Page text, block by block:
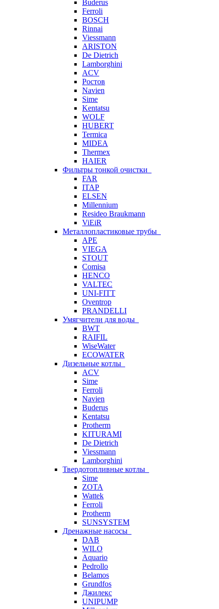
Buderus
Ferroli
BOSCH
Rinnai
Viessmann
ARISTON
De Dietrich
Lamborghini
ACV
Ростов
Navien
Sime
Kentatsu
WOLF
HUBERT
Termica
MIDEA
Thermex
HAIER
Фильтры тонкой очистки
FAR
ITAP
ELSEN
Millennium
Resideo Braukmann
ViEiR
Металлопластиковые трубы
APE
VIEGA
STOUT
Comisa
HENCO
VALTEC
UNI-FITT
Oventrop
PRANDELLI
Умягчители для воды
BWT
RAIFIL
WiseWater
ECOWATER
Дизельные котлы
ACV
Sime
Ferroli
Navien
Buderus
Kentatsu
Protherm
KITURAMI
De Dietrich
Viessmann
Lamborghini
Твердотопливные котлы
Sime
ZOTA
Wattek
Ferroli
Protherm
SUNSYSTEM
Дренажные насосы
DAB
WILO
Aquario
Pedrollo
Belamos
Grundfos
Джилекс
UNIPUMP